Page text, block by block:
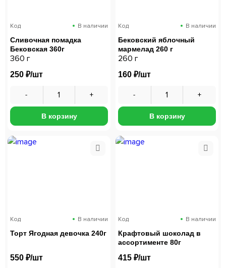
Код В наличии
Сливочная помадка
Бековская 360г
360 г
250 ₽/шт
В корзину
Код В наличии
Бековский яблочный
мармелад 260 г
260 г
160 ₽/шт
В корзину
Код В наличии
Торт Ягодная девочка 240г
550 ₽/шт
Код В наличии
Крафтовый шоколад в
ассортименте 80г
415 ₽/шт